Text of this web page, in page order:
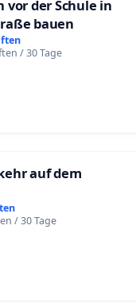
vor der Schule in
bauen
/ 30 Tage
auf dem
/ 30 Tage